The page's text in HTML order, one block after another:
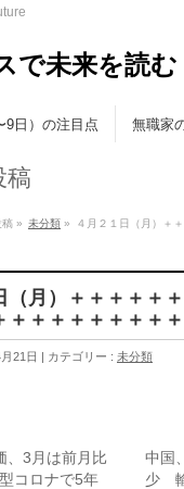
で未来を読む
9日）の注目点 無職家
稿
稿 » 未分類 » ４月２１日（月）＋
（月）＋＋＋＋＋
＋＋＋＋＋＋＋＋
21日 | カテゴリー : 未分類
、3月は前月比
コロナで5年
中国
少